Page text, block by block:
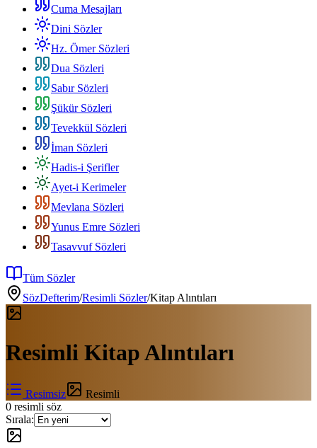
Cuma Mesajları
Dini Sözler
Hz. Ömer Sözleri
Dua Sözleri
Sabır Sözleri
Şükür Sözleri
Tevekkül Sözleri
İman Sözleri
Hadis-i Şerifler
Ayet-i Kerimeler
Mevlana Sözleri
Yunus Emre Sözleri
Tasavvuf Sözleri
Tüm Sözler
SözDefterim/Resimli Sözler/Kitap Alıntıları
Resimli Kitap Alıntıları
Resimsiz
Resimli
0 resimli söz
Sırala: